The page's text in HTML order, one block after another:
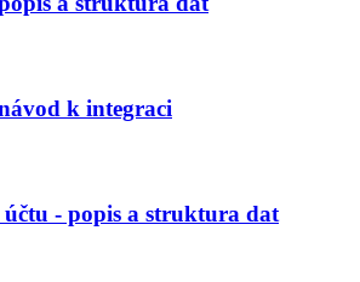
k integraci
- popis a struktura dat